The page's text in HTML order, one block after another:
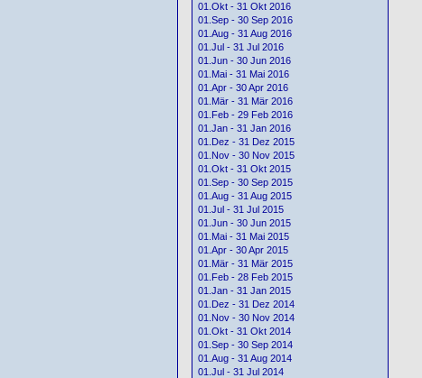
01.Okt - 31 Okt 2016
01.Sep - 30 Sep 2016
01.Aug - 31 Aug 2016
01.Jul - 31 Jul 2016
01.Jun - 30 Jun 2016
01.Mai - 31 Mai 2016
01.Apr - 30 Apr 2016
01.Mär - 31 Mär 2016
01.Feb - 29 Feb 2016
01.Jan - 31 Jan 2016
01.Dez - 31 Dez 2015
01.Nov - 30 Nov 2015
01.Okt - 31 Okt 2015
01.Sep - 30 Sep 2015
01.Aug - 31 Aug 2015
01.Jul - 31 Jul 2015
01.Jun - 30 Jun 2015
01.Mai - 31 Mai 2015
01.Apr - 30 Apr 2015
01.Mär - 31 Mär 2015
01.Feb - 28 Feb 2015
01.Jan - 31 Jan 2015
01.Dez - 31 Dez 2014
01.Nov - 30 Nov 2014
01.Okt - 31 Okt 2014
01.Sep - 30 Sep 2014
01.Aug - 31 Aug 2014
01.Jul - 31 Jul 2014